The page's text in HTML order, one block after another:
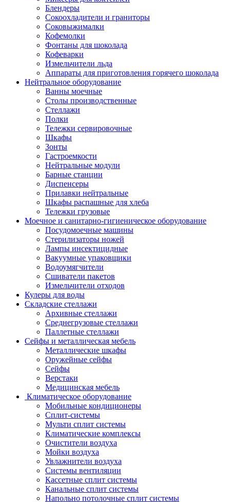
Блендеры
Сокоохладители и граниторы
Соковыжималки
Кофемолки
Фонтаны для шоколада
Кофеварки
Измельчители льда
Аппараты для приготовления горячего шоколада
Нейтральное оборудование
Ванны моечные
Столы производственные
Стеллажи
Полки
Тележки сервировочные
Шкафы
Зонты
Гастроемкости
Нейтральные модули
Барные станции
Диспенсеры
Прилавки нейтральные
Шкафы распашные для хлеба
Тележки грузовые
Моечное и санитарно-гигиеническое оборудование
Посудомоечные машины
Стерилизаторы ножей
Лампы инсектицидные
Вакуумные упаковщики
Водоумягчители
Сшиватели пакетов
Измельчители отходов
Кулеры для воды
Складские стеллажи
Архивные стеллажи
Среднегрузовые стеллажи
Паллетные стеллажи
Сейфы и металлическая мебель
Металлические шкафы
Оружейные сейфы
Сейфы
Верстаки
Медицинская мебель
Климатическое оборудование
Мобильные кондиционеры
Сплит-системы
Мульти сплит системы
Климатические комплексы
Очистители воздуха
Мойки воздуха
Увлажнители воздуха
Системы вентиляции
Кассетные сплит системы
Канальные сплит системы
Напольно потолочные сплит системы